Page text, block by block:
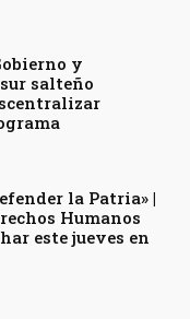
y
salteño
la Patria» |
Humanos
este jueves en